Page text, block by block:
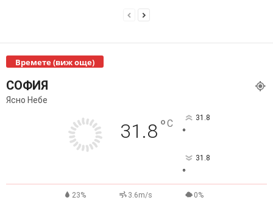
Времете (виж още)
СОФИЯ
Ясно Небе
31.8°C 31.8
°
31.8
°
23% 3.6m/s 0%